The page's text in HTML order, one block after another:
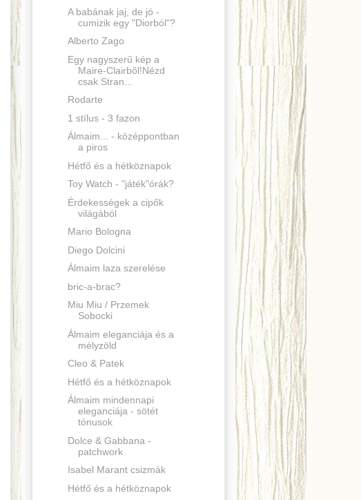
A babának jaj, de jó -
cumizik egy "Diorból"?
Alberto Zago
Egy nagyszerű kép a
Maire-Clairből!Nézd
csak Stran...
Rodarte
1 stílus - 3 fazon
Álmaim... - középpontban
a piros
Hétfő és a hétköznapok
Toy Watch - "játék"órák?
Érdekességek a cipők
világából
Mario Bologna
Diego Dolcini
Álmaim laza szerelése
bric-a-brac?
Miu Miu / Przemek
Sobocki
Álmaim eleganciája és a
mélyzöld
Cleo & Patek
Hétfő és a hétköznapok
Álmaim mindennapi
eleganciája - sötét
tónusok
Dolce & Gabbana -
patchwork
Isabel Marant csizmák
Hétfő és a hétköznapok